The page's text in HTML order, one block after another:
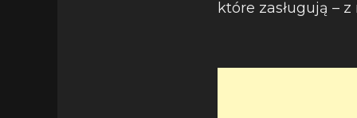
które zasługują –